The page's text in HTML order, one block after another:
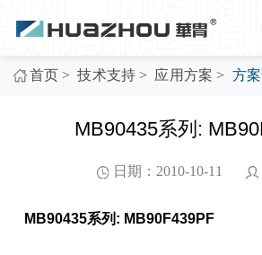
首页 > 技术支持 > 应用方案 > 方
MB90435系列:
日期：2010-10-11
MB90435系列: MB90F439PF